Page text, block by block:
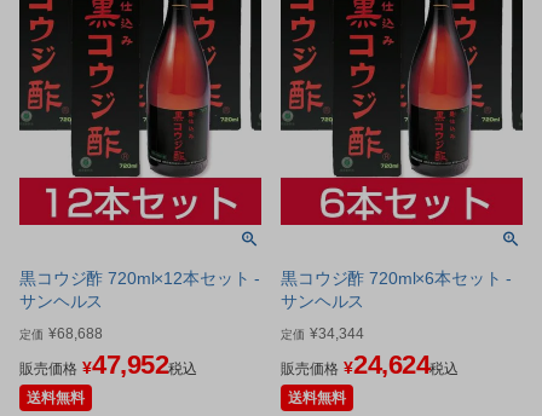
黒コウジ酢 720ml×12本セット -
サンヘルス
定価 ¥68,688
販売価格 ¥47,952税込
送料無料
黒コウジ酢 720ml×6本セット -
サンヘルス
定価 ¥34,344
販売価格 ¥24,624税込
送料無料